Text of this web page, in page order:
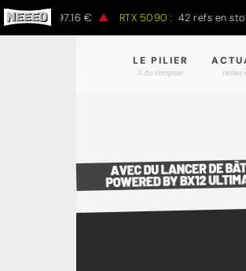
1497.16 € RTX 5090 : 42 refs en stock
LE PILIER
// du comptoir restez